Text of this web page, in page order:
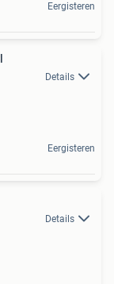
Eergisteren
Details
Eergisteren
Details